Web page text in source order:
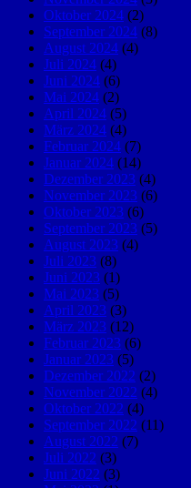
Oktober 2024 (2)
September 2024 (8)
August 2024 (4)
Juli 2024 (4)
Juni 2024 (6)
Mai 2024 (2)
April 2024 (5)
März 2024 (4)
Februar 2024 (7)
Januar 2024 (14)
Dezember 2023 (4)
November 2023 (6)
Oktober 2023 (6)
September 2023 (5)
August 2023 (4)
Juli 2023 (8)
Juni 2023 (1)
Mai 2023 (5)
April 2023 (3)
März 2023 (12)
Februar 2023 (6)
Januar 2023 (5)
Dezember 2022 (2)
November 2022 (4)
Oktober 2022 (4)
September 2022 (11)
August 2022 (7)
Juli 2022 (3)
Juni 2022 (3)